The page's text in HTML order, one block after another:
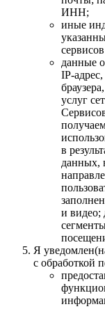
ИНН;
иные
данные
IP-
услуг
в
данных,
и видео;
Я
с обработкой